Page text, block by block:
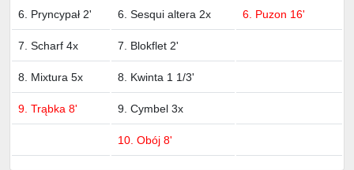
6. Pryncypał 2' 6. Sesqui altera 2x 6. Puzon 16'
7. Scharf 4x 7. Blokflet 2'
8. Mixtura 5x 8. Kwinta 1 1/3'
9. Trąbka 8' 9. Cymbel 3x
10. Obój 8'